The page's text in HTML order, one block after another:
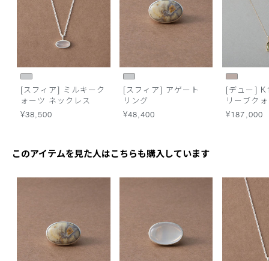
[スフィア] ミルキーク
ォーツ ネックレス
¥38,500
[スフィア] アゲート
リング
¥48,400
[デュー]
リーブク
グネック
¥187,000
このアイテムを見た人はこちらも購入しています